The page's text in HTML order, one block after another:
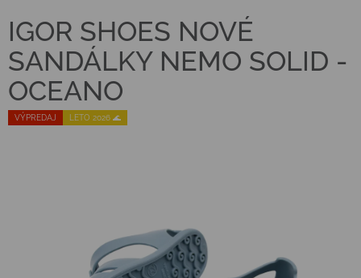
VÝPREDAJ LETO 2026 🌊
IGOR SHOES NOVÉ
SANDÁLKY NEMO SOLID -
OCEANO